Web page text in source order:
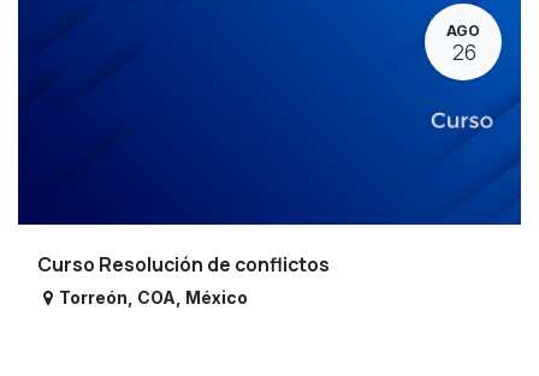
AGO
26
Curso Resolución de conflictos
Torreón COA México